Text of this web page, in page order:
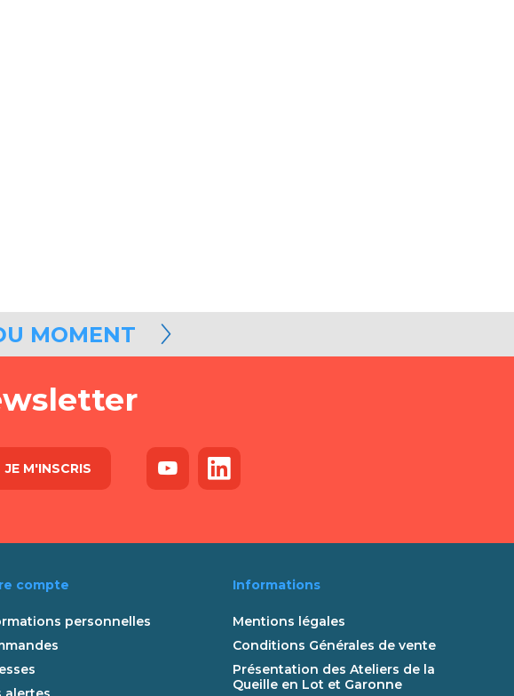
MOMENT
Informations
Mentions légales
Conditions Générales de vente
Présentation des Ateliers de la
Queille en Lot et Garonne
compte
personnelles